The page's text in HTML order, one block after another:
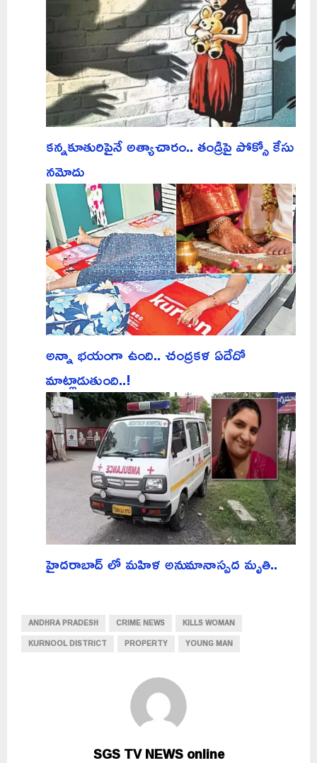
కన్నకూతురిపైనే అత్యాచారం.. తండ్రిపై పోక్సో కేసు
నమోదు
అన్నా భయంగా ఉంది.. చంద్రకళ ఏదేదో
మాట్లాడుతుంది..!
హైదరాబాద్ లో మహిళ అనుమానాస్పద మృతి..
ANDHRA PRADESH CRIME NEWS
KILLS WOMAN
KURNOOL DISTRICT
PROPERTY YOUNG MAN
SGS TV NEWS online